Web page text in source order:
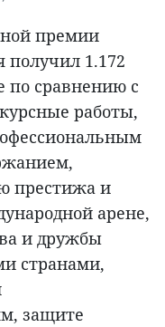
премии
1.172
по сравнению с
работы,
престижа и
арене,
и дружбы
странами,
защите